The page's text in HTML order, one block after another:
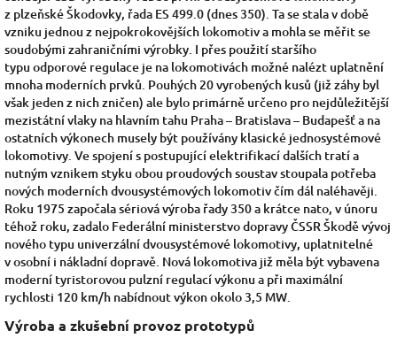
z plzeňskéŠkodovky, řada ES 499.0 (dnes350). Ta se stala v době
vzniku jednou z nejpokrokovějších lokomotiv a mohla se měřit se
soudobými zahraničními výrobky. I přes použití staršího
typu odporové regulace je na lokomotivách možné nalézt uplatnění
mnoha moderních prvků. Pouhých 20 vyrobených kusů (již záhy byl
však jeden z nich zničen) ale bylo primárně určeno pro nejdůležitější
mezistátní vlaky na hlavním tahu Praha– Bratislava– Budapešťa na
ostatních výkonech musely být používány klasické jednosystémové
lokomotivy. Ve spojení s postupující elektrifikací dalších tratí a
nutným vznikem styku obou proudových soustav stoupala potřeba
nových moderních dvousystémových lokomotiv čím dál naléhavěji.
Roku 1975 započala sériová výroba řady350a krátce nato, v únoru
téhož roku, zadalo Federální ministerstvo dopravyČSSRŠkodě vývoj
nového typu univerzální dvousystémové lokomotivy, uplatnitelné
v osobní i nákladní dopravě. Nová lokomotiva již měla být vybavena
moderní tyristorovou pulzní regulací výkonu a při maximální
rychlosti 120 km/h nabídnout výkon okolo 3,5 MW.
Výroba a zkušební provoz prototypů